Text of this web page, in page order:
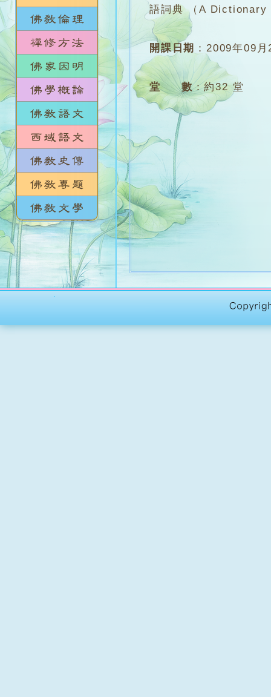
語詞典 （A
開課日期 ：2009年09月
堂 數：約32 堂